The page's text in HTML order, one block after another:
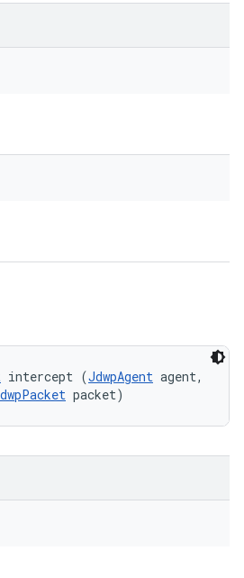
intercept (JdwpAgent agent,
packet)